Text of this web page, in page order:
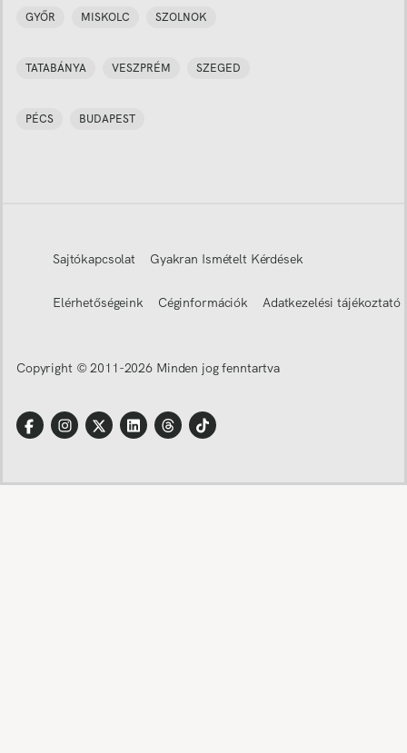
GYŐR MISKOLC SZOLNOK
TATABÁNYA VESZPRÉM SZEGED
PÉCS BUDAPEST
Sajtókapcsolat Gyakran Ismételt Kérdések
Elérhetőségeink Céginformációk Adatkezelési tájékoztató
Copyright © 2011-2026 Minden jog fenntartva